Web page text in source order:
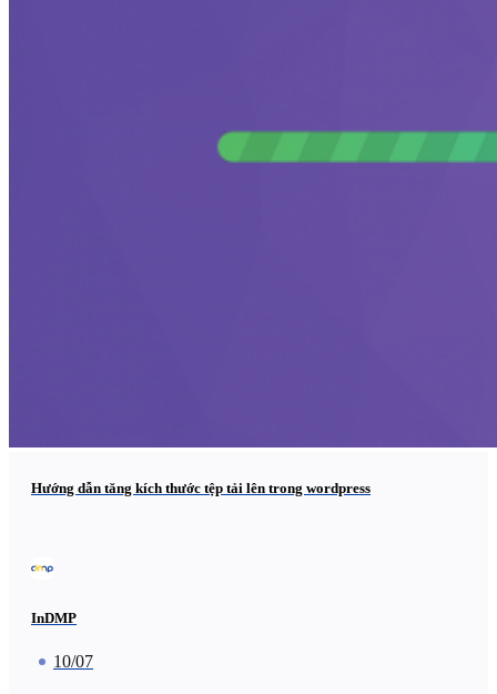
Hướng dẫn tăng kích thước tệp tải lên trong wordpress
InDMP
10/07